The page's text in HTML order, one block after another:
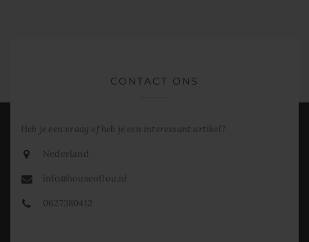
CONTACT ONS
Heb je een vraag of heb je een interessant artikel?
Nederland
info@houseoflou.nl
0627380412